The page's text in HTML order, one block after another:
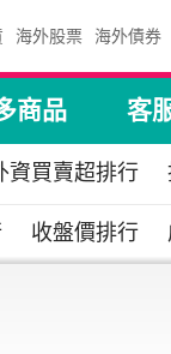
海外股票 海外債券
商品 客
資買賣超排行
收盤價排行